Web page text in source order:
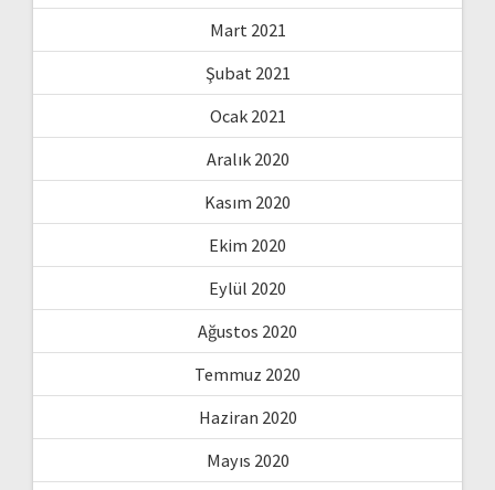
Mart 2021
Şubat 2021
Ocak 2021
Aralık 2020
Kasım 2020
Ekim 2020
Eylül 2020
Ağustos 2020
Temmuz 2020
Haziran 2020
Mayıs 2020